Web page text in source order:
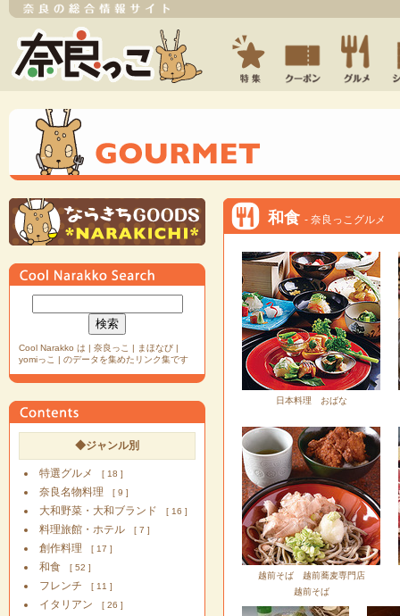
Cool Narakko は | 奈良っこ | まほなび |
yomiっこ | のデータを集めたリンク集です
◆ジャンル別
特選グルメ [ 18 ]
奈良名物料理 [ 9 ]
大和野菜・大和ブランド [ 16 ]
料理旅館・ホテル [ 7 ]
創作料理 [ 17 ]
和食 [ 52 ]
フレンチ [ 11 ]
イタリアン [ 26 ]
和食 - 奈良っこグルメ
日本料理 おばな
越前そば 越前蕎麦専門店
越前そば